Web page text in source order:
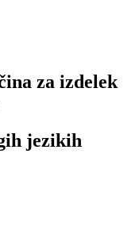
za izdelek
jezikih